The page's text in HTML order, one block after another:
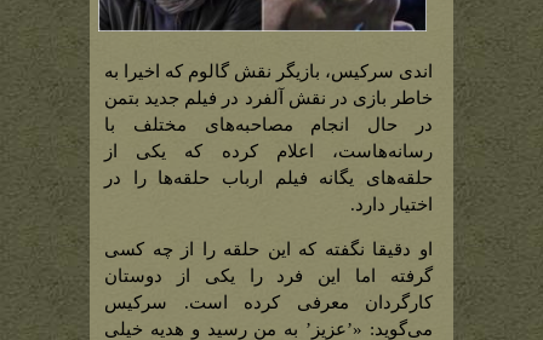
اندی سرکیس، بازیگر نقش گالوم که اخیرا به
خاطر بازی در نقش آلفرد در فیلم جدید بتمن
در حال انجام مصاحبه‌های مختلف با
رسانه‌هاست، اعلام کرده که یکی از
حلقه‌های یگانه فیلم ارباب حلقه‌ها را در
اختیار دارد.
او دقیقا نگفته که این حلقه را از چه کسی
گرفته اما این فرد را یکی از دوستان
کارگردان معرفی کرده است. سرکیس
می‌گوید: «’عزیز’ به من رسید و هدیه خیلی